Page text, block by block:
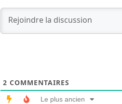
2 COMMENTAIRES
Le plus ancien